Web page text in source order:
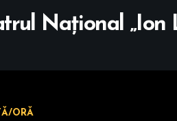
Național „Ion
ORĂ